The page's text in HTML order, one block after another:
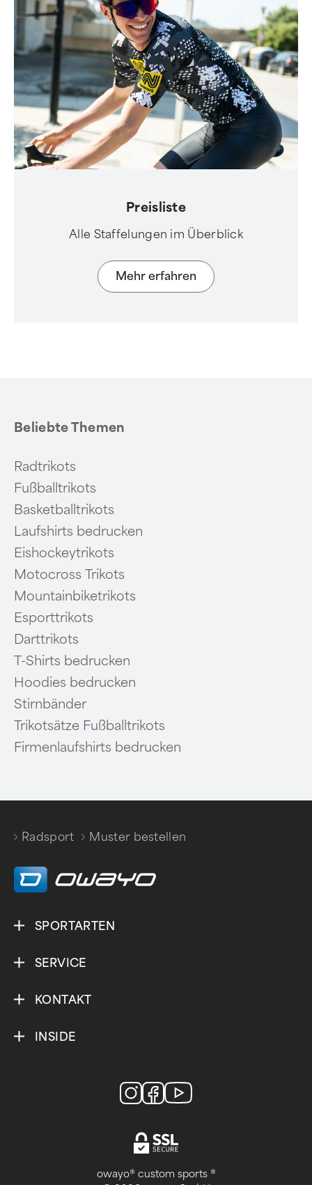
Preisliste
Alle Staffelungen im Überblick
Mehr erfahren
Beliebte Themen
Radtrikots
Fußballtrikots
Basketballtrikots
Laufshirts bedrucken
Eishockeytrikots
Motocross Trikots
Mountainbiketrikots
Esporttrikots
Darttrikots
T-Shirts bedrucken
Hoodies bedrucken
Stirnbänder
Trikotsätze Fußballtrikots
Firmenlaufshirts bedrucken
Radsport
Muster bestellen
SPORTARTEN
SERVICE
KONTAKT
INSIDE
owayo® custom sports ®